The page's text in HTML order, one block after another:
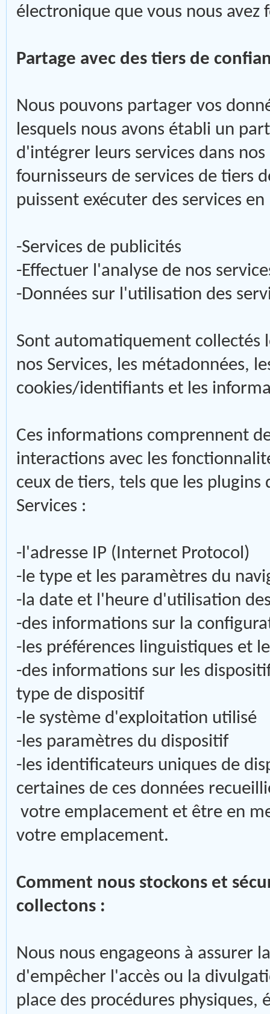
électronique que vous nous avez
Partage avec des tiers de
Nous pouvons partager vos
lesquels nous avons établi un
d'intégrer leurs services dans
fournisseurs de services de tiers
puissent exécuter des services
-Services de publicités
-Effectuer l'analyse de nos
-Données sur l'utilisation des
Sont automatiquement collectés
nos Services, les métadonnées,
cookies/identifiants et les
Ces informations comprennent
interactions avec les
ceux de tiers, tels que les plugins
Services :
-l'adresse IP (Internet Protocol)
-le type et les paramètres du
-la date et l'heure d'utilisation
-des informations sur la
-les préférences linguistiques et
-des informations sur les
type de dispositif
-le système d'exploitation utilisé
-les paramètres du dispositif
-les identificateurs uniques de
certaines de ces données
votre emplacement et être en
votre emplacement.
Comment nous stockons et
collectons :
Nous nous engageons à assurer
d'empêcher l'accès ou la
place des procédures